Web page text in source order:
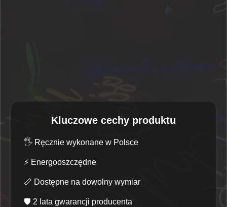
Kluczowe cechy produktu
🖐️ Ręcznie wykonane w Polsce
⚡ Energooszczędne
📏 Dostępne na dowolny wymiar
🛡️ 2 lata gwarancji producenta